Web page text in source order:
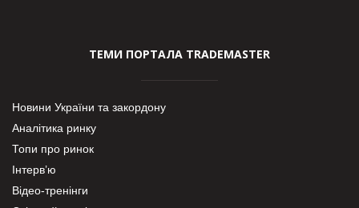
ТЕМИ ПОРТАЛА TRADEMASTER
Новини України та закордону
Аналітика ринку
Топи про ринок
Інтерв’ю
Відео-тренінги